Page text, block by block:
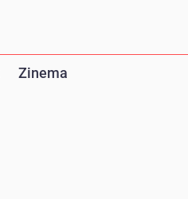
Zinema